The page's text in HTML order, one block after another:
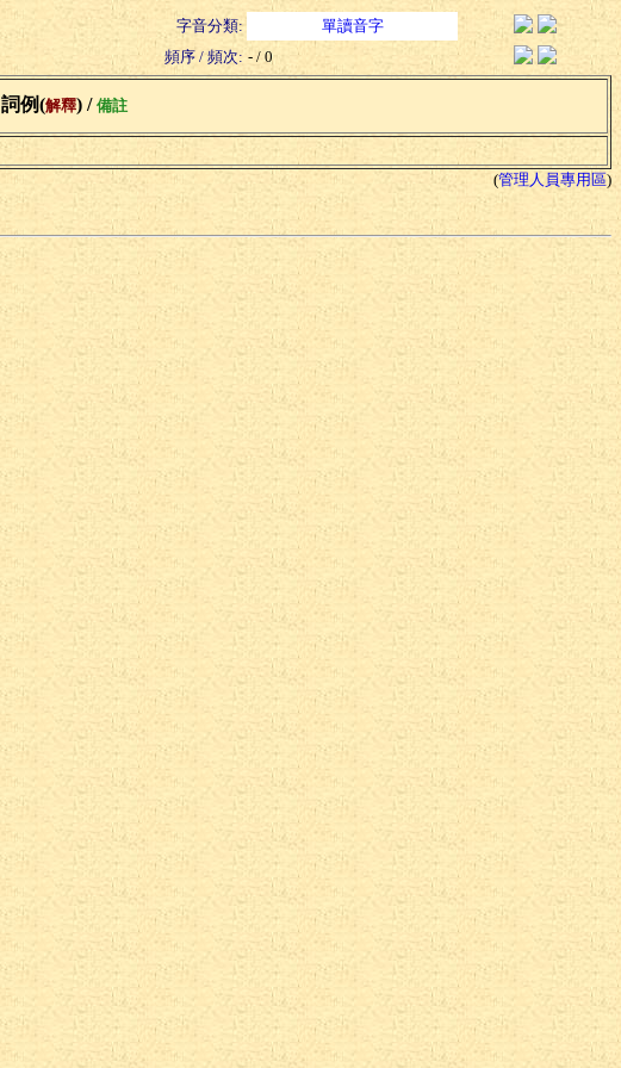
字音分類:
單讀音字
頻序 / 頻次: - / 0
詞例(解釋) / 備註
(管理人員專用區)